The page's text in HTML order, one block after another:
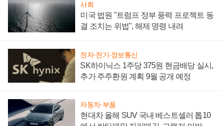
사회
미국 법원 "트럼프 정부 풍력 프로젝트 동
결 조치는 위법", 해제 명령 내려
전자·전기·정보통신
SK하이닉스 1주당 375원 현금배당 실시,
추가 주주환원 계획 9월 공개 예정
자동차·부품
현대차 올해 SUV 국내 베스트셀러 톱10